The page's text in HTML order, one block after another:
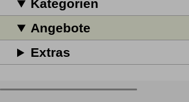
Kategorien
Angebote
Extras